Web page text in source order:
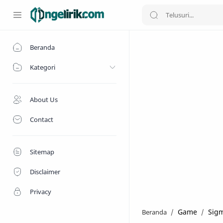
Beranda
Kategori
About Us
Contact
Sitemap
Disclaimer
Privacy
Beranda Game